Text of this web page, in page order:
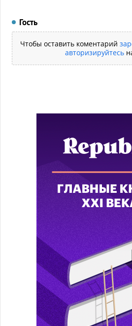
Гость
Чтобы оставить коментарий
авторизируйтесь